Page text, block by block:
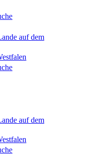
auf dem
auf dem